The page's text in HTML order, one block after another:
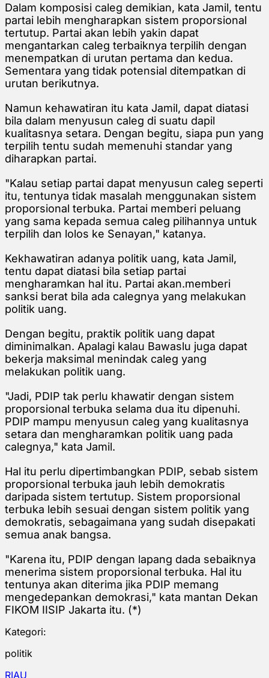
Dalam komposisi caleg demikian, kata Jamil, tentu
partai lebih mengharapkan sistem proporsional
tertutup. Partai akan lebih yakin dapat
mengantarkan caleg terbaiknya terpilih dengan
menempatkan di urutan pertama dan kedua.
Sementara yang tidak potensial ditempatkan di
urutan berikutnya.
Namun kehawatiran itu kata Jamil, dapat diatasi
bila dalam menyusun caleg di suatu dapil
kualitasnya setara. Dengan begitu, siapa pun yang
terpilih tentu sudah memenuhi standar yang
diharapkan partai.
"Kalau setiap partai dapat menyusun caleg seperti
itu, tentunya tidak masalah menggunakan sistem
proporsional terbuka. Partai memberi peluang
yang sama kepada semua caleg pilihannya untuk
terpilih dan lolos ke Senayan," katanya.
Kekhawatiran adanya politik uang, kata Jamil,
tentu dapat diatasi bila setiap partai
mengharamkan hal itu. Partai akan.memberi
sanksi berat bila ada calegnya yang melakukan
politik uang.
Dengan begitu, praktik politik uang dapat
diminimalkan. Apalagi kalau Bawaslu juga dapat
bekerja maksimal menindak caleg yang
melakukan politik uang.
"Jadi, PDIP tak perlu khawatir dengan sistem
proporsional terbuka selama dua itu dipenuhi.
PDIP mampu menyusun caleg yang kualitasnya
setara dan mengharamkan politik uang pada
calegnya," kata Jamil.
Hal itu perlu dipertimbangkan PDIP, sebab sistem
proporsional terbuka jauh lebih demokratis
daripada sistem tertutup. Sistem proporsional
terbuka lebih sesuai dengan sistem politik yang
demokratis, sebagaimana yang sudah disepakati
semua anak bangsa.
"Karena itu, PDIP dengan lapang dada sebaiknya
menerima sistem proporsional terbuka. Hal itu
tentunya akan diterima jika PDIP memang
mengedepankan demokrasi," kata mantan Dekan
FIKOM IISIP Jakarta itu. (*)
Kategori:
politik
RIAU